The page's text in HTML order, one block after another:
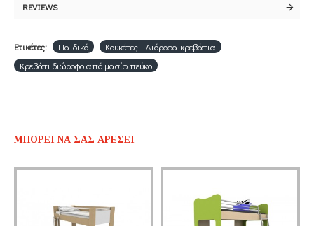
REVIEWS
Ετικέτες: Παιδικό
Κουκέτες - Διόροφα κρεβάτια
Κρεβάτι διώροφο από μασίφ πεύκο
ΜΠΟΡΕΊ ΝΑ ΣΑΣ ΑΡΈΣΕΙ